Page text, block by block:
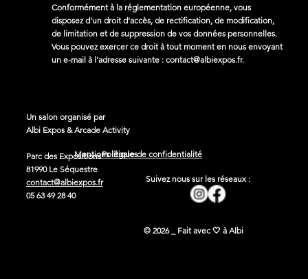
Conformément à la réglementation européenne, vous
disposez d'un droit d'accès, de rectification, de modification,
de limitation et de suppression de vos données personnelles.
Vous pouvez exercer ce droit à tout moment en nous envoyant
un e-mail à l'adresse suivante :contact@albiexpos.fr.
Un salon organisé par
Albi Expos & Arcade Activity
Parc des Expositions
81990 Le Séquestre
contact@albiexpos.fr
05 63 49 28 40
Mentions légales
Politique de confidentialité
Suivez nous sur les réseaux :
© 2026 _ Fait avec 🤍 à Albi